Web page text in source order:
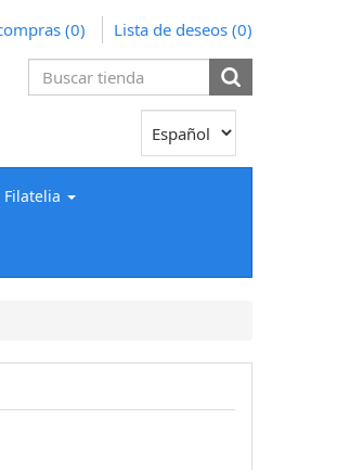
(0) Lista de deseos (0)
Filatelia